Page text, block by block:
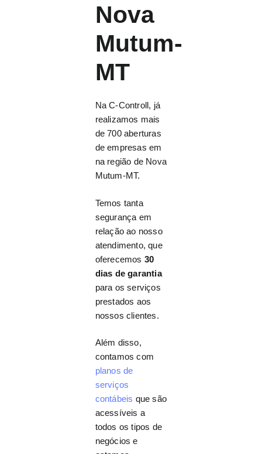
Nova
Mutum-
MT
Na C-Controll, já
realizamos mais
de 700 aberturas
de empresas em
na região de Nova
Mutum-MT.
Temos tanta
segurança em
relação ao nosso
atendimento, que
oferecemos 30
dias de garantia
para os serviços
prestados aos
nossos clientes.
Além disso,
contamos com
planos de
serviços
contábeis que são
acessíveis a
todos os tipos de
negócios e